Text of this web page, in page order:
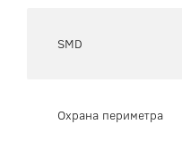
SMD
Охрана периметра